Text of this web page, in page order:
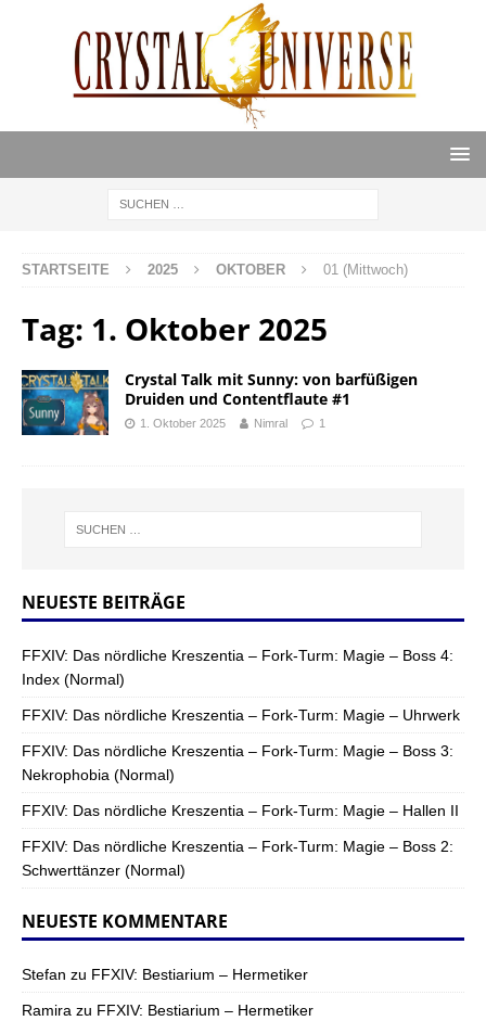
STARTSEITE 2025 OKTOBER 01 (Mittwoch)
Tag: 1. Oktober 2025
Crystal Talk mit Sunny: von barfüßigen
Druiden und Contentflaute #1
1. Oktober 2025 Nimral 1
NEUESTE BEITRÄGE
FFXIV: Das nördliche Kreszentia – Fork-Turm: Magie – Boss 4:
Index (Normal)
FFXIV: Das nördliche Kreszentia – Fork-Turm: Magie – Uhrwerk
FFXIV: Das nördliche Kreszentia – Fork-Turm: Magie – Boss 3:
Nekrophobia (Normal)
FFXIV: Das nördliche Kreszentia – Fork-Turm: Magie – Hallen II
FFXIV: Das nördliche Kreszentia – Fork-Turm: Magie – Boss 2:
Schwerttänzer (Normal)
NEUESTE KOMMENTARE
Stefan zu FFXIV: Bestiarium – Hermetiker
Ramira zu FFXIV: Bestiarium – Hermetiker